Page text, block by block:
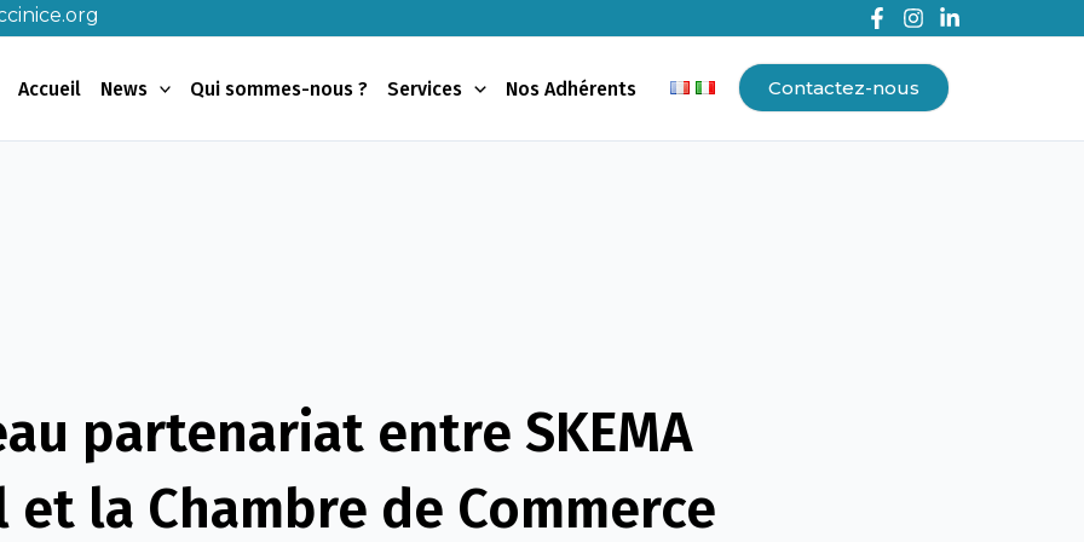
Accueil News Qui sommes-nous ? Services Nos Adhérents Contactez-nous
partenariat entre SKEMA
et la Chambre de Commerce